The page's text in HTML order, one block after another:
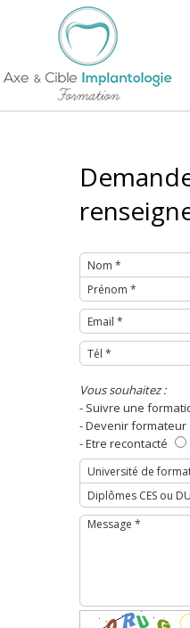
Vous souhaitez :
- Suivre une
- Devenir formateur
- Etre recontacté